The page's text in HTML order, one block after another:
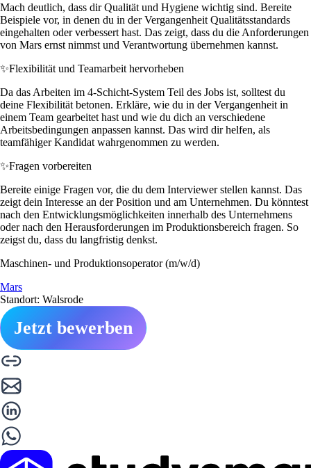
Mach deutlich, dass dir Qualität und Hygiene wichtig sind. Bereite
Beispiele vor, in denen du in der Vergangenheit Qualitätsstandards
eingehalten oder verbessert hast. Das zeigt, dass du die Anforderungen
von Mars ernst nimmst und Verantwortung übernehmen kannst.
✨Flexibilität und Teamarbeit hervorheben
Da das Arbeiten im 4-Schicht-System Teil des Jobs ist, solltest du
deine Flexibilität betonen. Erkläre, wie du in der Vergangenheit in
einem Team gearbeitet hast und wie du dich an verschiedene
Arbeitsbedingungen anpassen kannst. Das wird dir helfen, als
teamfähiger Kandidat wahrgenommen zu werden.
✨Fragen vorbereiten
Bereite einige Fragen vor, die du dem Interviewer stellen kannst. Das
zeigt dein Interesse an der Position und am Unternehmen. Du könntest
nach den Entwicklungsmöglichkeiten innerhalb des Unternehmens
oder nach den Herausforderungen im Produktionsbereich fragen. So
zeigst du, dass du langfristig denkst.
Maschinen- und Produktionsoperator (m/w/d)
Mars
Standort: Walsrode
Jetzt bewerben